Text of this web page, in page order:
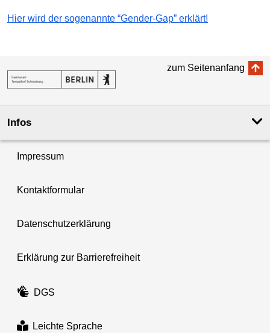
Hier wird der sogenannte “Gender-Gap” erklärt!
zum Seitenanfang
Infos
Impressum
Kontaktformular
Datenschutzerklärung
Erklärung zur Barrierefreiheit
DGS
Leichte Sprache